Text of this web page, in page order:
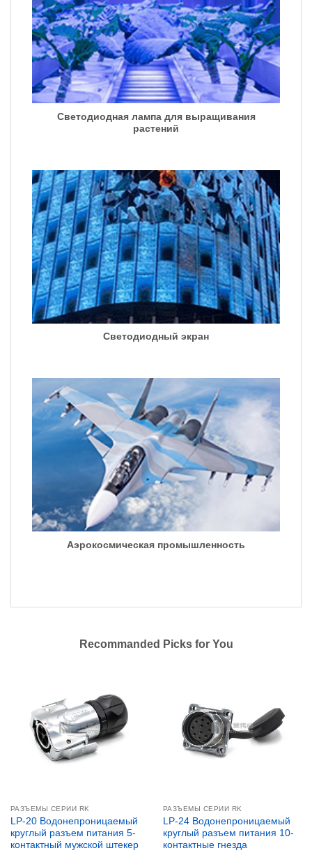
Светодиодная лампа для выращивания
растений
Светодиодный экран
Аэрокосмическая промышленность
Recommanded Picks for You
РАЗЪЕМЫ СЕРИИ RK
LP-20 Водонепроницаемый
круглый разъем питания 5-
контактный мужской штекер
РАЗЪЕМЫ СЕРИИ RK
LP-24 Водонепроницаемый
круглый разъем питания 10-
контактные гнезда